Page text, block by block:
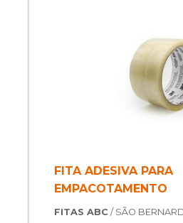
FITA ADESIVA PARA
EMPACOTAMENTO
FITAS ABC/ SÃO